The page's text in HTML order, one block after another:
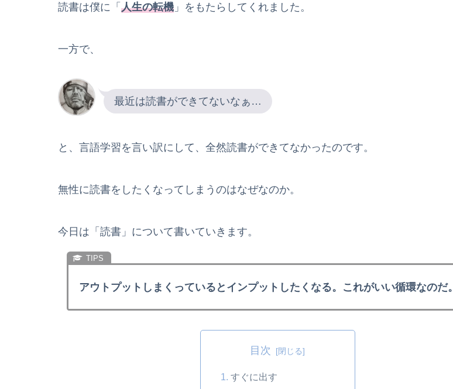
読書は僕に「 人生の転機 」をもたらしてくれました。
一方で、
最近は読書ができてないなぁ…
と、言語学習を言い訳にして、全然読書ができてなかったのです。
無性に読書をしたくなってしまうのはなぜなのか。
今日は「読書」について書いていきます。
アウトプットしまくっているとインプットしたくなる。これがいい循環なのだ。
目次
すぐに出す